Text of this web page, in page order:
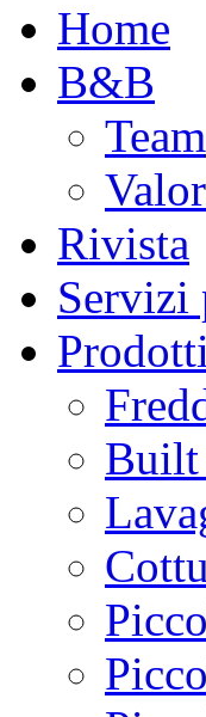
Home
B&B
Team
Rivista
Servizi
Prodotti